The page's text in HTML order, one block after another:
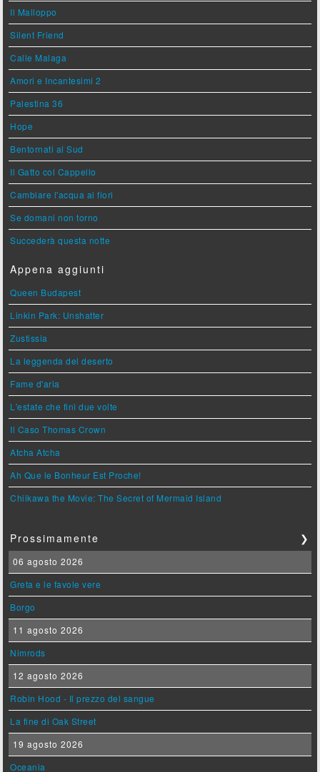
Il Malloppo
Silent Friend
Calle Malaga
Amori e Incantesimi 2
Palestina 36
Hope
Bentornati al Sud
Il Gatto col Cappello
Cambiare l'acqua ai fiori
Se domani non torno
Succederà questa notte
Appena aggiunti
Queen Budapest
Linkin Park: Unshatter
Zustissia
La leggenda del deserto
Fame d'aria
L'estate che finì due volte
Il Caso Thomas Crown
Atcha Atcha
Ah Que le Bonheur Est Proche!
Chiikawa the Movie: The Secret of Mermaid Island
Prossimamente ❯
06 agosto 2026
Greta e le favole vere
Borgo
11 agosto 2026
Nimrods
12 agosto 2026
Robin Hood - Il prezzo del sangue
La fine di Oak Street
19 agosto 2026
Oceania